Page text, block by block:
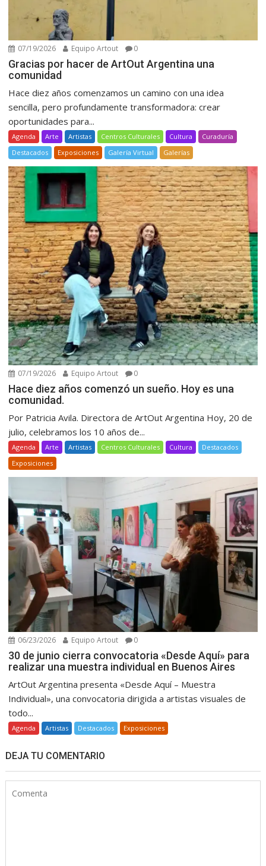
07/19/2026 Equipo Artout 0
Gracias por hacer de ArtOut Argentina una
comunidad
Hace diez años comenzamos un camino con una idea
sencilla, pero profundamente transformadora: crear
oportunidades para...
Agenda Arte Artistas Centros Culturales Cultura
Curaduría
Destacados
Exposiciones Galería Virtual Galerías
07/19/2026 Equipo Artout 0
Hace diez años comenzó un sueño. Hoy es una
comunidad.
Por Patricia Avila. Directora de ArtOut Argentina Hoy, 20 de
julio, celebramos los 10 años de...
Agenda Arte Artistas Centros Culturales Cultura
Destacados
Exposiciones
06/23/2026 Equipo Artout 0
30 de junio cierra convocatoria «Desde Aquí» para
realizar una muestra individual en Buenos Aires
ArtOut Argentina presenta «Desde Aquí – Muestra
Individual», una convocatoria dirigida a artistas visuales de
todo...
Agenda Artistas Destacados Exposiciones
DEJA TU COMENTARIO